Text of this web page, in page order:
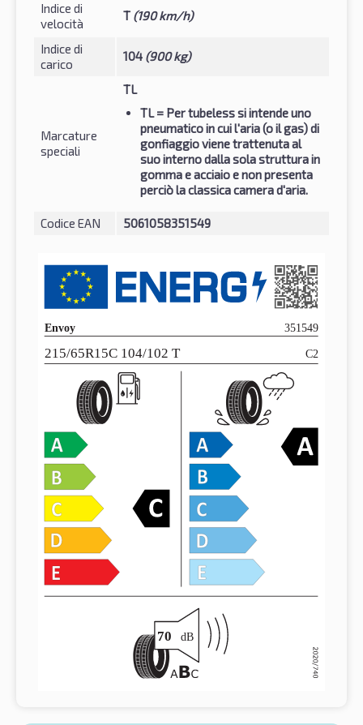
Indice di
velocità
T (190 km/h)
Indice di
carico
104 (900 kg)
Marcature
speciali
TL
TL= Per tubeless si intende uno
pneumatico in cui l'aria (o il gas) di
gonfiaggio viene trattenuta al
suo interno dalla sola struttura in
gomma e acciaio e non presenta
perciò la classica camera d'aria.
Codice EAN 5061058351549